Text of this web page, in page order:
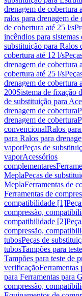
drenagem de cobertura
ralos para drenagem de
de cobertura até 25 l/s
incêndios para sistemas
substituição para Ralos
cobertura até 12 l/s
drenagem de cobertura
cobertura até 25 l/s
drenagem de cobertura
200Sistema de fixação
de substituição para
drenagem de cobertura
drenagem de cobertura
convencionalRalos
para Ralos para
vaporPeças de
vaporAcessórios
complementares
MeplaPeças de
MeplaFerramentas de
Ferramentas de
compatibilidade [1]
compressão,
compatibilidade [2]
compressão,
tubosPeças de
tubosTampões para
Tampões para teste de
verificaçãoFerramentas
para Ferramentas para
compressão,